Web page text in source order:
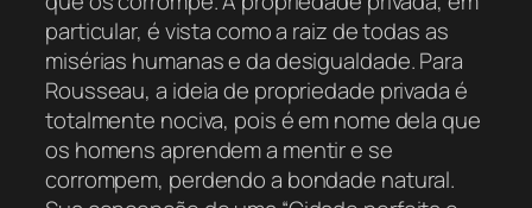
particular, é vista como a raiz de todas as
misérias humanas e da desigualdade. Para
Rousseau, a ideia de propriedade privada é
totalmente nociva, pois é em nome dela que
os homens aprendem a mentir e se
corrompem, perdendo a bondade natural.